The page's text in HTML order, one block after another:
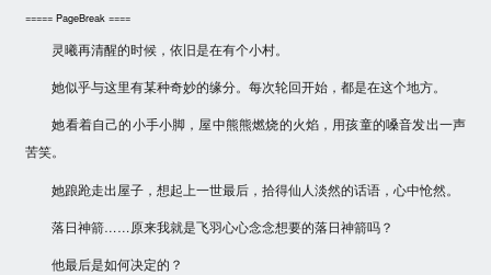
===== PageBreak ====
灵曦再清醒的时候，依旧是在有个小村。
她似乎与这里有某种奇妙的缘分。每次轮回开始，都是在这个地方。
她看着自己的小手小脚，屋中熊熊燃烧的火焰，用孩童的嗓音发出一声
苦笑。
她踉跄走出屋子，想起上一世最后，拾得仙人淡然的话语，心中怆然。
落日神箭……原来我就是飞羽心心念念想要的落日神箭吗？
他最后是如何决定的？